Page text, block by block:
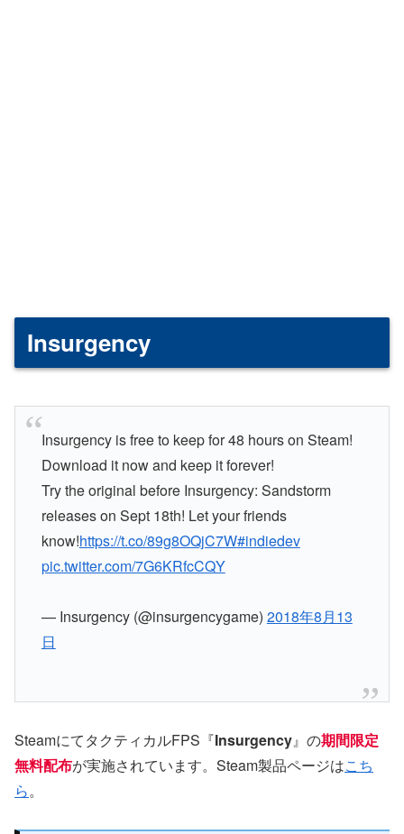
Insurgency
Insurgency is free to keep for 48 hours on Steam!
Download it now and keep it forever!
Try the original before Insurgency: Sandstorm
releases on Sept 18th! Let your friends
know!https://t.co/89g8OQjC7W#indiedev
pic.twitter.com/7G6KRfcCQY
— Insurgency (@insurgencygame) 2018年8月13
日
SteamにてタクティカルFPS『Insurgency』の期間限定
無料配布が実施されています。Steam製品ページはこち
ら。